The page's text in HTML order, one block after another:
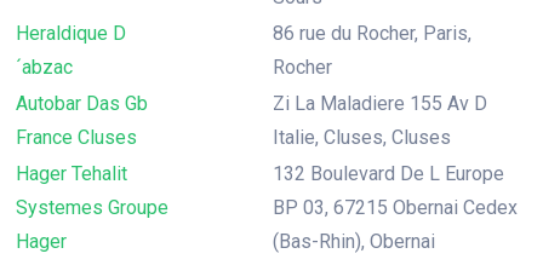
Heraldique D
´abzac
86 rue du Rocher, Paris,
Rocher
Autobar Das Gb
France Cluses
Zi La Maladiere 155 Av D
Italie, Cluses, Cluses
Hager Tehalit
Systemes Groupe
Hager
132 Boulevard De L Europe
BP 03, 67215 Obernai Cedex
(Bas-Rhin), Obernai